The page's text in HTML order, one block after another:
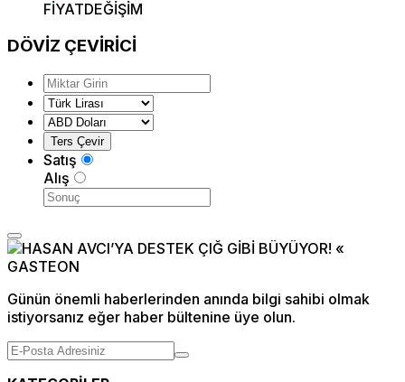
FİYATDEĞİŞİM
DÖVİZ ÇEVİRİCİ
Satış
Alış
Günün önemli haberlerinden anında bilgi sahibi olmak
istiyorsanız eğer haber bültenine üye olun.